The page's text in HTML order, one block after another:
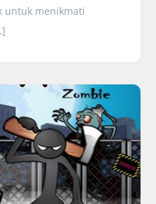
untuk menikmati